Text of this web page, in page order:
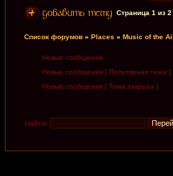
Страница 1 из 2
Список форумов » Places » Music of the
Новые сообщения
Новые сообщения [ Популярная тема ]
Новые сообщения [ Тема закрыта ]
Найти: